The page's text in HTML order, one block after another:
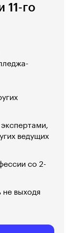
11-го
ведущих
со 2-
не выходя